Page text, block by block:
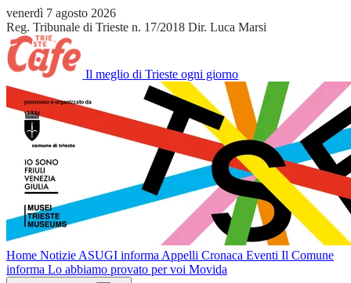
venerdì 7 agosto 2026
Reg. Tribunale di Trieste n. 17/2018 Dir. Luca Marsi
Il meglio di Trieste ogni giorno
Home Notizie ASUGI informa Appelli Cronaca Eventi Il Comune
informa Lo abbiamo provato per voi Movida